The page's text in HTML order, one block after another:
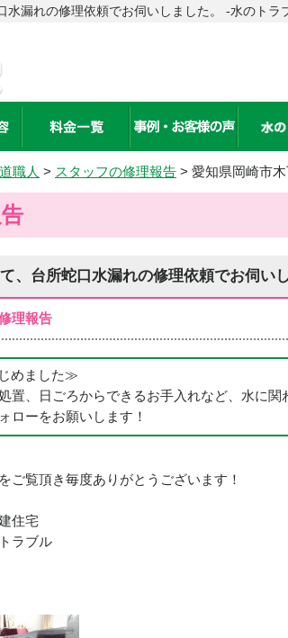
水漏れの修理依頼でお伺いしました。 -水のトラ
職人 > スタッフの修理報告 > 愛知県岡崎市
、台所蛇口水漏れの修理依頼でお伺いし
理報告
めました≫
置、日ごろからできるお手入れなど、水に関
ローをお願いします！
ご覧頂き毎度ありがとうございます！
住宅
ラブル